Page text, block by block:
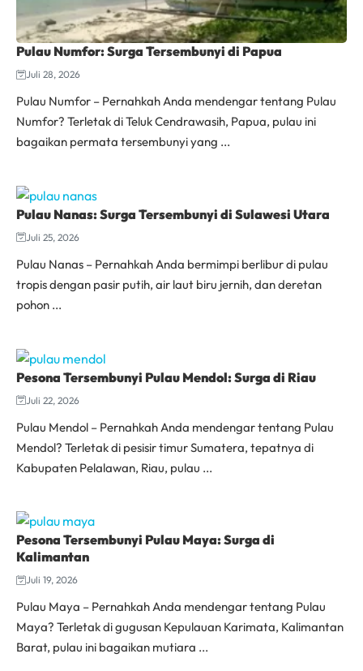
Pulau Numfor: Surga Tersembunyi di Papua
Juli 28, 2026
Pulau Numfor – Pernahkah Anda mendengar tentang Pulau
Numfor? Terletak di Teluk Cendrawasih, Papua, pulau ini
bagaikan permata tersembunyi yang ...
Pulau Nanas: Surga Tersembunyi di Sulawesi Utara
Juli 25, 2026
Pulau Nanas – Pernahkah Anda bermimpi berlibur di pulau
tropis dengan pasir putih, air laut biru jernih, dan deretan
pohon ...
Pesona Tersembunyi Pulau Mendol: Surga di Riau
Juli 22, 2026
Pulau Mendol – Pernahkah Anda mendengar tentang Pulau
Mendol? Terletak di pesisir timur Sumatera, tepatnya di
Kabupaten Pelalawan, Riau, pulau ...
Pesona Tersembunyi Pulau Maya: Surga di
Kalimantan
Juli 19, 2026
Pulau Maya – Pernahkah Anda mendengar tentang Pulau
Maya? Terletak di gugusan Kepulauan Karimata, Kalimantan
Barat, pulau ini bagaikan mutiara ...